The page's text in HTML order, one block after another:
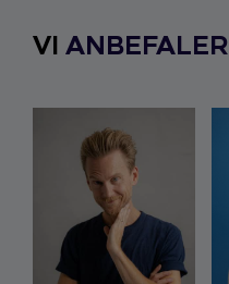
VI ANBEFALER